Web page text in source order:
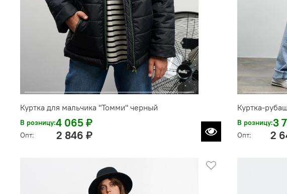
Куртка для мальчика "Томми" черный
В розницу:4 065 ₽
Опт: 2 846 ₽
Куртка-
В розницу:3
Опт: 2